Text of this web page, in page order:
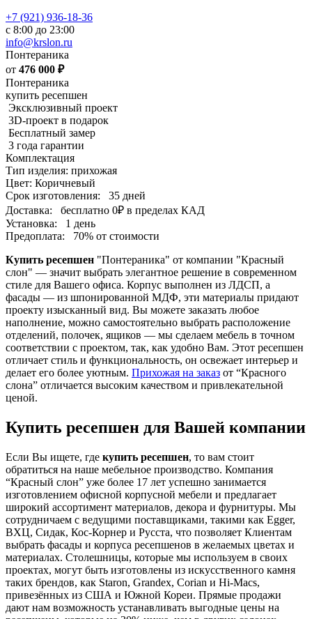
+7 (921) 936-18-36
с 8:00 до 23:00
info@krslon.ru
Понтераника
от 476 000 ₽
Понтераника
купить ресепшен
Эксклюзивный проект
3D-проект в подарок
Бесплатный замер
3 года гарантии
Комплектация
Тип изделия: прихожая
Цвет: Коричневый
Срок изготовления:
35 дней
Доставка:
бесплатно 0₽ в пределах КАД
Установка:
1 день
Предоплата:
70% от стоимости
Купить ресепшен "Понтераника" от компании "Красный
слон" — значит выбрать элегантное решение в современном
стиле для Вашего офиса. Корпус выполнен из ЛДСП, а
фасады — из шпонированной МДФ, эти материалы придают
проекту изысканный вид. Вы можете заказать любое
наполнение, можно самостоятельно выбрать расположение
отделений, полочек, ящиков — мы сделаем мебель в точном
соответствии с проектом, так, как удобно Вам. Этот ресепшен
отличает стиль и функциональность, он освежает интерьер и
делает его более уютным. Прихожая на заказ от “Красного
слона” отличается высоким качеством и привлекательной
ценой.
Купить ресепшен для Вашей компании
Если Вы ищете, где купить ресепшен, то вам стоит
обратиться на наше мебельное производство. Компания
“Красный слон” уже более 17 лет успешно занимается
изготовлением офисной корпусной мебели и предлагает
широкий ассортимент материалов, декора и фурнитуры. Мы
сотрудничаем с ведущими поставщиками, такими как Egger,
ВХЦ, Сидак, Кос-Корнер и Русста, что позволяет Клиентам
выбрать фасады и корпуса ресепшенов в желаемых цветах и
материалах. Столешницы, которые мы используем в своих
проектах, могут быть изготовлены из искусственного камня
таких брендов, как Staron, Grandex, Corian и Hi-Macs,
привезённых из США и Южной Кореи. Прямые продажи
дают нам возможность устанавливать выгодные цены на